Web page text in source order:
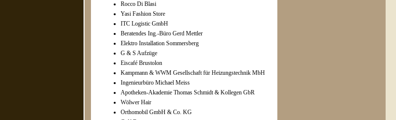
Rocco Di Blasi
Yasi Fashion Store
ITC Logistic GmbH
Beratendes Ing.-Büro Gerd Mettler
Elektro Installation Sommersberg
G & S Aufzüge
Eiscafé Brustolon
Kampmann & WWM Gesellschaft für Heizungstechnik MbH
Ingenieurbüro Michael Meiss
Apotheken-Akademie Thomas Schmidt & Kollegen GbR
Wölwer Hair
Orthomobil GmbH & Co. KG